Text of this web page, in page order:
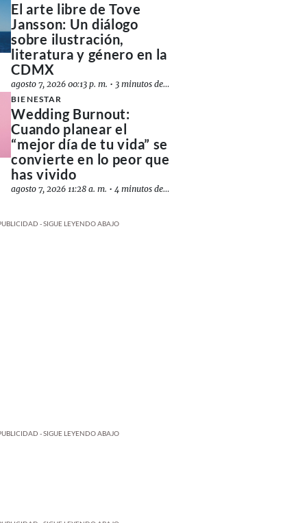
El arte libre de Tove
Jansson: Un diálogo
sobre ilustración,
literatura y género en la
CDMX
agosto 7, 2026 00:13 p. m. • 3 minutos de lectura
BIENESTAR
Wedding Burnout:
Cuando planear el
“mejor día de tu vida” se
convierte en lo peor que
has vivido
agosto 7, 2026 11:28 a. m. •4 minutos de lectura
- SIGUE LEYENDO ABAJO
- SIGUE LEYENDO ABAJO